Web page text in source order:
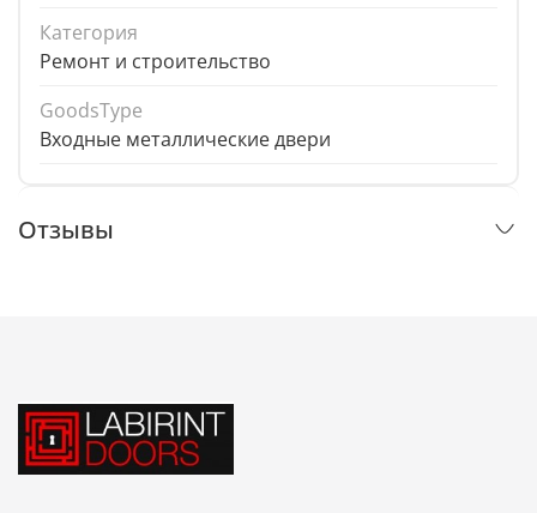
Категория
Ремонт и строительство
GoodsType
Входные металлические двери
Отзывы